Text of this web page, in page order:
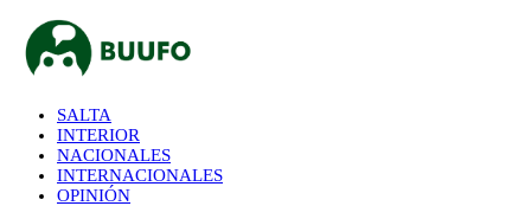
SALTA
INTERIOR
NACIONALES
INTERNACIONALES
OPINIÓN